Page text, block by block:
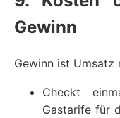
Gewinn
Gewinn ist Umsatz
Checkt
Gastarife für